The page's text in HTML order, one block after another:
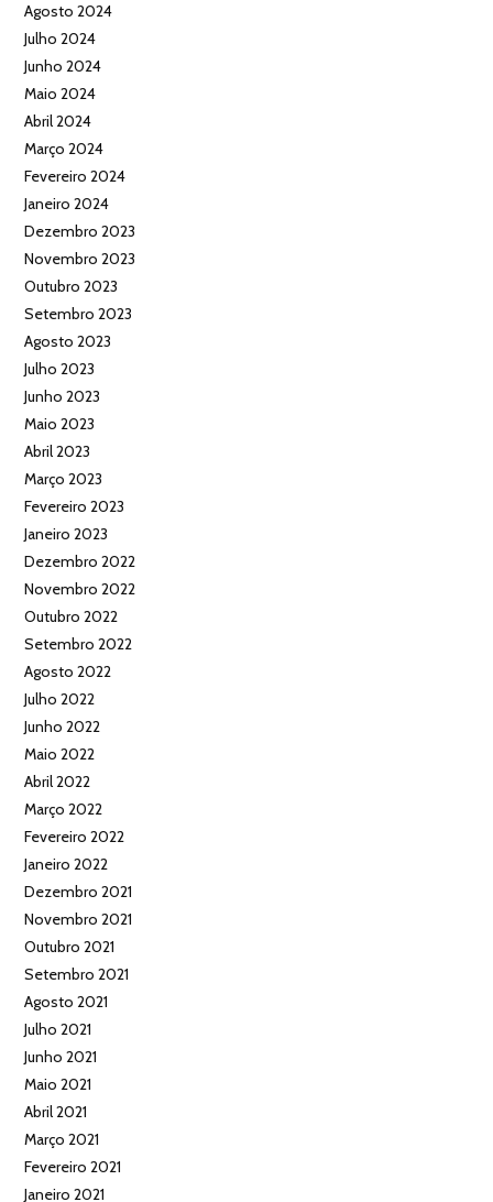
Agosto 2024
Julho 2024
Junho 2024
Maio 2024
Abril 2024
Março 2024
Fevereiro 2024
Janeiro 2024
Dezembro 2023
Novembro 2023
Outubro 2023
Setembro 2023
Agosto 2023
Julho 2023
Junho 2023
Maio 2023
Abril 2023
Março 2023
Fevereiro 2023
Janeiro 2023
Dezembro 2022
Novembro 2022
Outubro 2022
Setembro 2022
Agosto 2022
Julho 2022
Junho 2022
Maio 2022
Abril 2022
Março 2022
Fevereiro 2022
Janeiro 2022
Dezembro 2021
Novembro 2021
Outubro 2021
Setembro 2021
Agosto 2021
Julho 2021
Junho 2021
Maio 2021
Abril 2021
Março 2021
Fevereiro 2021
Janeiro 2021